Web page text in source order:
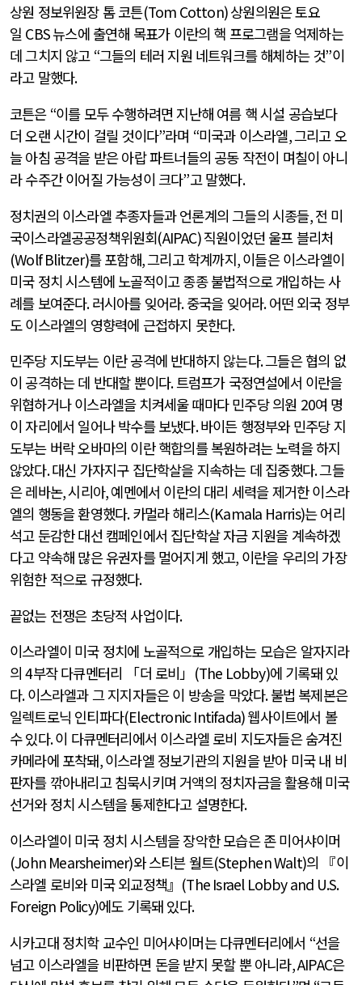
상원 정보위원장 톰 코튼(Tom Cotton)상원의원은 토요
일 CBS뉴스에 출연해 목표가 이란의 핵 프로그램을 억제하는
데 그치지 않고 “그들의 테러 지원 네트워크를 해체하는 것”이
라고 말했다.
코튼은 “이를 모두 수행하려면 지난해 여름 핵 시설 공습보다
더 오랜 시간이 걸릴 것이다”라며 “미국과 이스라엘,그리고 오
늘 아침 공격을 받은 아랍 파트너들의 공동 작전이 며칠이 아니
라 수주간 이어질 가능성이 크다”고 말했다.
정치권의 이스라엘 추종자들과 언론계의 그들의 시종들,전 미
국이스라엘공공정책위원회(AIPAC)직원이었던 울프 블리처
(Wolf Blitzer)를 포함해,그리고 학계까지,이들은 이스라엘이
미국 정치 시스템에 노골적이고 종종 불법적으로 개입하는 사
례를 보여준다.러시아를 잊어라.중국을 잊어라.어떤 외국 정부
도 이스라엘의 영향력에 근접하지 못한다.
민주당 지도부는 이란 공격에 반대하지 않는다.그들은 협의 없
이 공격하는 데 반대할 뿐이다.트럼프가 국정연설에서 이란을
위협하거나 이스라엘을 치켜세울 때마다 민주당 의원 20여 명
이 자리에서 일어나 박수를 보냈다.바이든 행정부와 민주당 지
도부는 버락 오바마의 이란 핵합의를 복원하려는 노력을 하지
않았다.대신 가자지구 집단학살을 지속하는 데 집중했다.그들
은 레바논,시리아,예멘에서 이란의 대리 세력을 제거한 이스라
엘의 행동을 환영했다.카멀라 해리스(Kamala Harris)는 어리
석고 둔감한 대선 캠페인에서 집단학살 자금 지원을 계속하겠
다고 약속해 많은 유권자를 멀어지게 했고, 이란을 우리의 가장
위험한 적으로 규정했다.
끝없는 전쟁은 초당적 사업이다.
이스라엘이 미국 정치에 노골적으로 개입하는 모습은 알자지라
의4부작 다큐멘터리 「더 로비」 (The Lobby)에 기록돼 있
다.이스라엘과 그 지지자들은 이 방송을 막았다.불법 복제본은
일렉트로닉 인티파다(Electronic Intifada)웹사이트에서 볼
수 있다.이 다큐멘터리에서 이스라엘 로비 지도자들은 숨겨진
카메라에 포착돼,이스라엘 정보기관의 지원을 받아 미국 내 비
판자를 깎아내리고 침묵시키며 거액의 정치자금을 활용해 미국
선거와 정치 시스템을 통제한다고 설명한다.
이스라엘이 미국 정치 시스템을 장악한 모습은 존 미어샤이머
(John Mearsheimer)와 스티븐 월트(Stephen Walt)의 『이
스라엘 로비와 미국 외교정책』 (The Israel Lobby and U.S.
Foreign Policy)에도 기록돼 있다.
시카고대 정치학 교수인 미어샤이머는 다큐멘터리에서 “선을
넘고 이스라엘을 비판하면 돈을 받지 못할 뿐 아니라, AIPAC은